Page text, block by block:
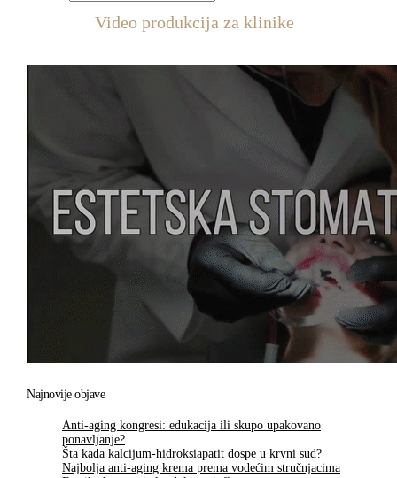
Video produkcija za klinike
Najnovije objave
Anti-aging kongresi: edukacija ili skupo upakovano
ponavljanje?
Šta kada kalcijum-hidroksiapatit dospe u krvni sud?
Najbolja anti-aging krema prema vodećim stručnjacima